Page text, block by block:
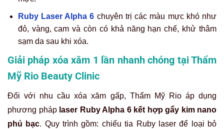
Ruby Laser Alpha 6 chuyên trị các màu mực khó như
đỏ, vàng, cam và còn có khả năng hạn chế, khử thâm
sạm da sau khi xóa.
Giải pháp xóa xăm 1 lần nhanh chóng tại Thẩm
Mỹ Rio Beauty Clinic
Đối với nhu cầu xóa xăm gấp, Thẩm Mỹ Rio áp dụng
phương pháp laser Ruby Alpha 6 kết hợp gẩy kim nano
phủ bạc. Quy trình gồm: chiếu tia Ruby laser để loại bỏ